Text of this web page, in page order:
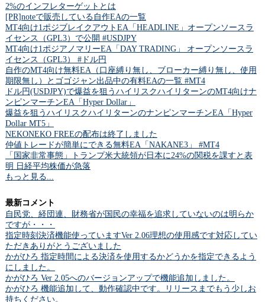
2%のインフレターゲットとは
[PR]noteで販売している自作EAの一覧
MT4向け1ポジブレイクアウトEA「HEADLINE」オープンソースラ
イセンス（GPL3）で公開 #USDJPY
MT4向け1ポジアノマリーEA「DAY TRADING」 オープンソースラ
イセンス（GPL3） #ドル円
自作のMT4向け無料EA（口座縛り無し、ブローカー縛り無し、使用
期限無し）とゴゴジャン出品中の有料EAの一覧 #MT4
ドル円(USDJPY)で爆益を狙うハイリスクハイリターンのMT4向けナ
ンピンマーチンEA「Hyper Dollar」
爆益を狙うハイリスクハイリターンのナンピンマーチンEA「Hyper
Dollar MT5」
NEKONEKO FREEの配布は終了しました
仲値トレードが簡単にできる無料EA「NAKANE3」 #MT4
「国家非常事態」トランプ米大統領が日本に24%の関税を課すと表
明 日経平均株価が急落
もっと見る...
最新コメント
自民党、経団連、財務省が国民の幸福を追求していないのは明らか
ですが・・・
指定時刻決済機能使っていますVer 2.06理想の使用感です対応してい
ただきありがとうございました
かがひろ 指定時間による決済を使用するかどうかを指定できるよう
にしました。
かがひろ Ver 2.05へのバージョンアップで機能追加しました。
かがひろ 機能追加して、動作確認中です。リリースまでもう少しお
持ちください。